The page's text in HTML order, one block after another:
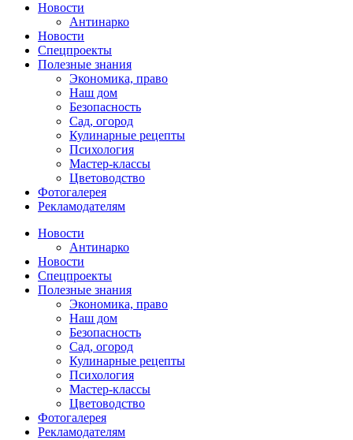
Новости
Антинарко
Новости
Спецпроекты
Полезные знания
Экономика, право
Наш дом
Безопасность
Сад, огород
Кулинарные рецепты
Психология
Мастер-классы
Цветоводство
Фотогалерея
Рекламодателям
Новости
Антинарко
Новости
Спецпроекты
Полезные знания
Экономика, право
Наш дом
Безопасность
Сад, огород
Кулинарные рецепты
Психология
Мастер-классы
Цветоводство
Фотогалерея
Рекламодателям